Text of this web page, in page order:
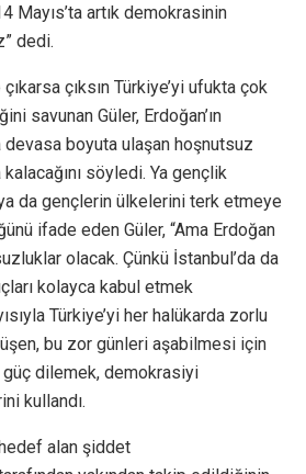
Mayıs’ta artık demokrasinin
dedi.
çıksın Türkiye’yi ufukta çok
savunan Güler, Erdoğan’ın
devasa boyuta ulaşan hoşnutsuz
söyledi. Ya gençlik
da gençlerin ülkelerini terk etmeye
ifade eden Güler, “Ama Erdoğan
olacak. Çünkü İstanbul’da da
kolayca kabul etmek
Türkiye’yi her halükarda zorlu
bu zor günleri aşabilmesi için
güç dilemek, demokrasiyi
kullandı.
alan şiddet